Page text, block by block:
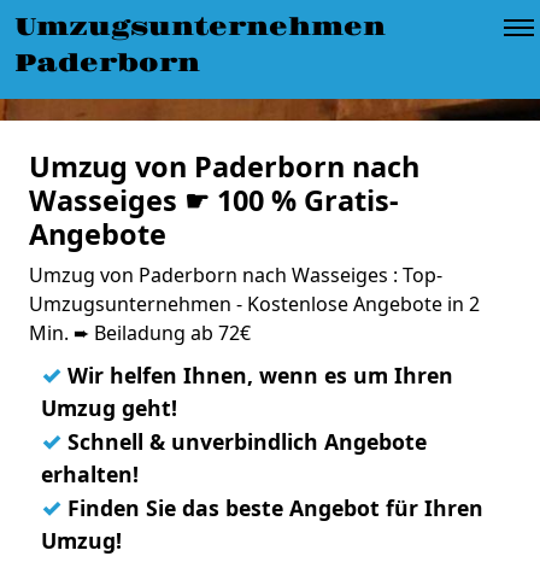
Umzugsunternehmen
Paderborn
Umzug von Paderborn nach
Wasseiges ☛ 100 % Gratis-
Angebote
Umzug von Paderborn nach Wasseiges : Top-
Umzugsunternehmen - Kostenlose Angebote in 2
Min. ➨ Beiladung ab 72€
✓ Wir helfen Ihnen, wenn es um Ihren
Umzug geht!
✓ Schnell & unverbindlich Angebote
erhalten!
✓ Finden Sie das beste Angebot für Ihren
Umzug!